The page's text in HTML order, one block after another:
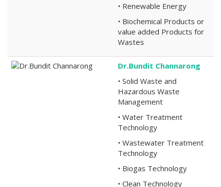
• Renewable Energy
• Biochemical Products or
value added Products for
Wastes
Dr.Bundit Channarong
• Solid Waste and
Hazardous Waste
Management
• Water Treatment
Technology
• Wastewater Treatment
Technology
• Biogas Technology
• Clean Technology